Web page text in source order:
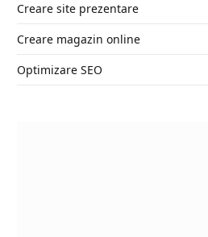
Creare site prezentare
Creare magazin online
Optimizare SEO